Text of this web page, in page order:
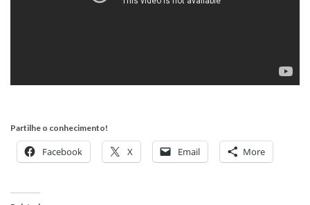
Partilhe o conhecimento!
Facebook X Email More